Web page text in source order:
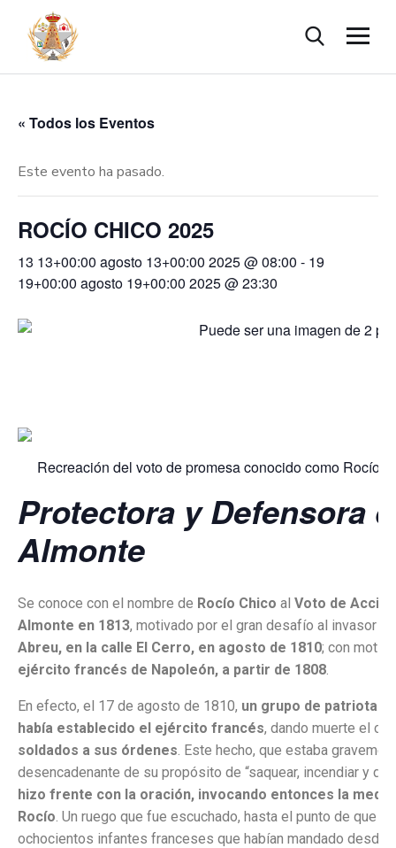
« Todos los Eventos
Este evento ha pasado.
ROCÍO CHICO 2025
13 13+00:00 agosto 13+00:00 2025 @ 08:00 - 19
19+00:00 agosto 19+00:00 2025 @ 23:30
Recreación del voto de promesa conocido como Rocío
Protectora y Defensora
Almonte
Se conoce con el nombre de Rocío Chico al Voto de
Almonte en 1813, motivado por el gran desafío al invasor
Abreu, en la calle El Cerro, en agosto de 1810; con
ejército francés de Napoleón, a partir de 1808
En efecto, el 17 de agosto de 1810, un grupo de patriotas,
había establecido el ejército francés, dando muerte el
soldados a sus órdenes . Este hecho, que estaba
desencadenante de su propósito de “saquear, incendiar y
hizo frente con la oración, invocando entonces la
Rocío . Un ruego que fue escuchado, hasta el punto de que
ochocientos infantes franceses que habían mandado desde